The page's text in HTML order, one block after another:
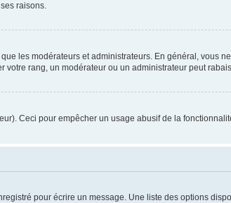
raisons.
les modérateurs et administrateurs. En général, vous
votre rang, un modérateur ou un administrateur peut
Ceci pour empêcher un usage abusif de la
pour écrire un message. Une liste des options